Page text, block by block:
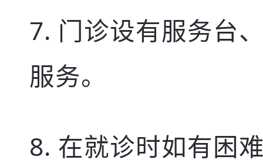
门诊设有服务台
服务。
在就诊时如有困